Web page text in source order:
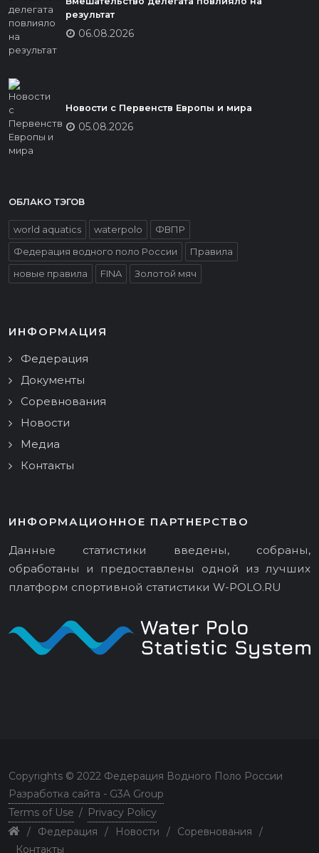
результат
06.08.2026
Новости с Первенств Европы и мира
05.08.2026
ОБЛАКО ТЭГОВ
world aquatics waterpolo
ФВПР
Федерация водного поло России
Правила
новые правила
FINA Золотой мяч
ИНФОРМАЦИЯ
Федерация
Документы
Соревнования
Новости
Медиа
Контакты
ИНФОРМАЦИОННОЕ ПАРТНЕРСТВО
Данные статистики введены, собраны,
обработаны и предоставлены одной из лучших
платформ спортивной статистики W-POLO.RU
Copyrights © 2022 Федерация Водного Поло России
Разработка сайта - G3A Group
Terms of Use / Privacy Policy
/
Федерация / Новости / Соревнования
/
Контакты